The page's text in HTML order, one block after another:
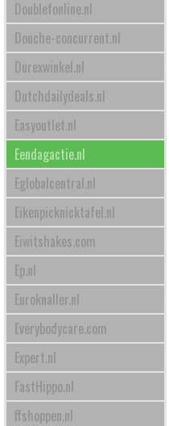
Doublefonline.nl
Douche-concurrent.nl
Durexwinkel.nl
Dutchdailydeals.nl
Easyoutlet.nl
Eendagactie.nl
Eglobalcentral.nl
Eikenpicknicktafel.nl
Eiwitshakes.com
Ep.nl
Euroknaller.nl
Everybodycare.com
Expert.nl
FastHippo.nl
ffshoppen.nl